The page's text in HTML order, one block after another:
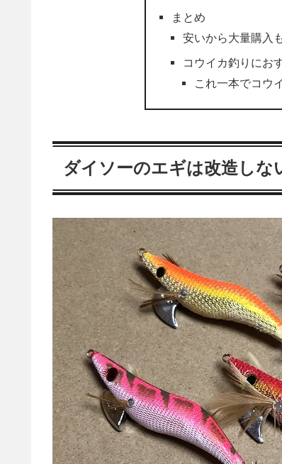
まとめ
安いから大量購入
コウイカ釣りにお
これ一本でコウ
ダイソーのエギは改造しな